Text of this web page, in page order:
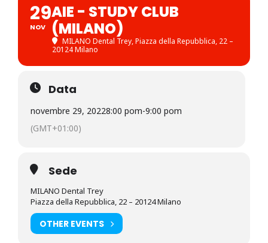
29
NOV
AIE - STUDY CLUB
(MILANO)
MILANO Dental Trey, Piazza della Repubblica, 22 –
20124 Milano
Data
novembre 29, 20228:00 pom-9:00 pom
(GMT+01:00)
Sede
MILANO Dental Trey
Piazza della Repubblica, 22 – 20124 Milano
OTHER EVENTS